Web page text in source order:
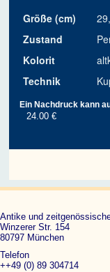
Größe (cm)
Zustand
Kolorit
Technik
Ein Nachdruck kann
24.00 €
Antike und
Winzerer Str. 154
80797 München
Telefon
++49 (0) 89 304714